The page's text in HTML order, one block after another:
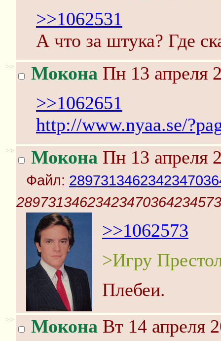
>>1062531
А что за штука? Где
>> Мокона Пн 13 апреля
>>1062651
http://www.nyaa.se/
>> Мокона Пн 13 апреля
Файл:
>>1062573
>Игру
Плебеи.
>> Мокона Вт 14 апреля